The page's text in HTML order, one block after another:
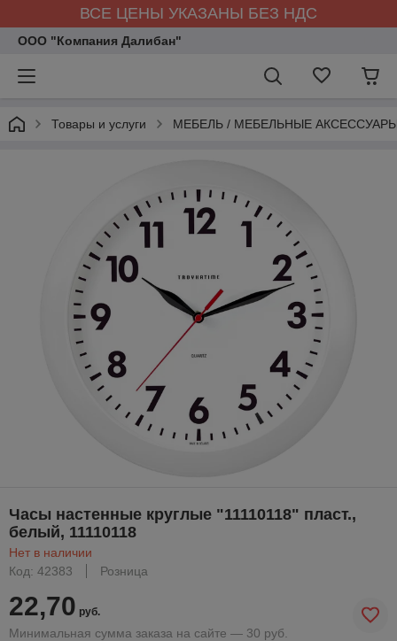
ВСЕ ЦЕНЫ УКАЗАНЫ БЕЗ НДС
ООО "Компания Далибан"
Товары и услуги МЕБЕЛЬ / МЕБЕЛЬНЫЕ
Часы настенные круглые "11110118" пласт.,
белый, 11110118
Нет в наличии
Код: 42383
Розница
22,70 руб.
Минимальная сумма заказа на сайте — 30 руб.